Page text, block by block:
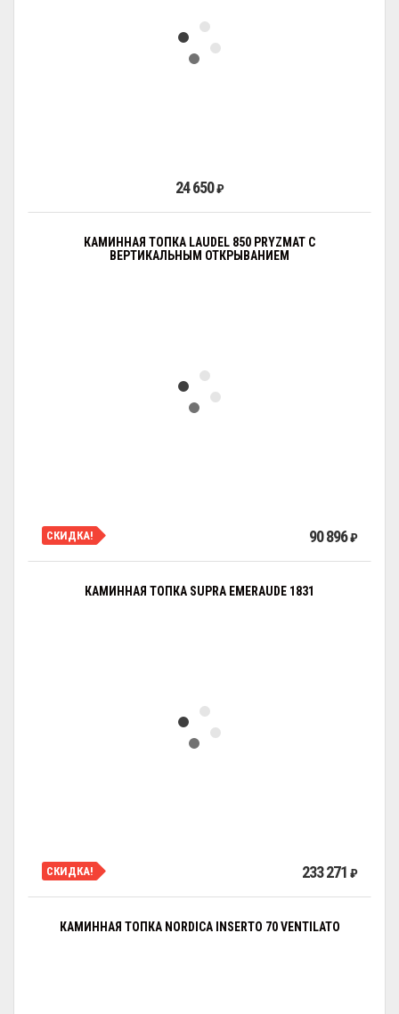
24 650₽
КАМИННАЯ ТОПКА LAUDEL 850 PRYZMAT С
ВЕРТИКАЛЬНЫМ ОТКРЫВАНИЕМ
СКИДКА! 90 896₽
КАМИННАЯ ТОПКА SUPRA EMERAUDE 1831
СКИДКА! 233 271 ₽
КАМИННАЯ ТОПКА NORDICA INSERTO 70 VENTILATO